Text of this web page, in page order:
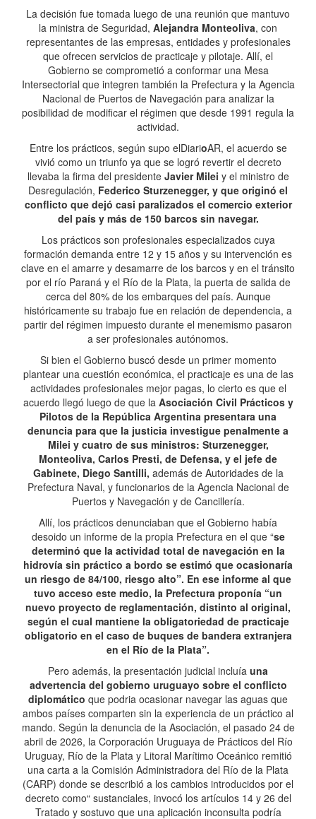
La decisión fue tomada luego de una reunión que mantuvo
la ministra de Seguridad, Alejandra Monteoliva, con
representantes de las empresas, entidades y profesionales
que ofrecen servicios de practicaje y pilotaje. Allí, el
Gobierno se comprometió a conformar una Mesa
Intersectorial que integren también la Prefectura y la Agencia
Nacional de Puertos de Navegación para analizar la
posibilidad de modificar el régimen que desde 1991 regula la
actividad.
Entre los prácticos, según supo elDiarioAR, el acuerdo se
vivió como un triunfo ya que se logró revertir el decreto
llevaba la firma del presidente Javier Milei y el ministro de
Desregulación, Federico Sturzenegger, y que originó el
conflicto que dejó casi paralizados el comercio exterior
del país y más de 150 barcos sin navegar.
Los prácticos son profesionales especializados cuya
formación demanda entre 12 y 15 años y su intervención es
clave en el amarre y desamarre de los barcos y en el tránsito
por el río Paraná y el Río de la Plata, la puerta de salida de
cerca del 80% de los embarques del país. Aunque
históricamente su trabajo fue en relación de dependencia, a
partir del régimen impuesto durante el menemismo pasaron
a ser profesionales autónomos.
Si bien el Gobierno buscó desde un primer momento
plantear una cuestión económica, el practicaje es una de las
actividades profesionales mejor pagas, lo cierto es que el
acuerdo llegó luego de que la Asociación Civil Prácticos y
Pilotos de la República Argentina presentara una
denuncia para que la justicia investigue penalmente a
Milei y cuatro de sus ministros: Sturzenegger,
Monteoliva, Carlos Presti, de Defensa, y el jefe de
Gabinete, Diego Santilli, además de Autoridades de la
Prefectura Naval, y funcionarios de la Agencia Nacional de
Puertos y Navegación y de Cancillería.
Allí, los prácticos denunciaban que el Gobierno había
desoido un informe de la propia Prefectura en el que “se
determinó que la actividad total de navegación en la
hidrovía sin práctico a bordo se estimó que ocasionaría
un riesgo de 84/100, riesgo alto”. En ese informe al que
tuvo acceso este medio, la Prefectura proponía “un
nuevo proyecto de reglamentación, distinto al original,
según el cual mantiene la obligatoriedad de practicaje
obligatorio en el caso de buques de bandera extranjera
en el Río de la Plata”.
Pero además, la presentación judicial incluía una
advertencia del gobierno uruguayo sobre el conflicto
diplomático que podria ocasionar navegar las aguas que
ambos países comparten sin la experiencia de un práctico al
mando. Según la denuncia de la Asociación, el pasado 24 de
abril de 2026, la Corporación Uruguaya de Prácticos del Río
Uruguay, Río de la Plata y Litoral Marítimo Oceánico remitió
una carta a la Comisión Administradora del Río de la Plata
(CARP) donde se describió a los cambios introducidos por el
decreto como“ sustanciales, invocó los artículos 14 y 26 del
Tratado y sostuvo que una aplicación inconsulta podría